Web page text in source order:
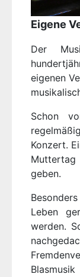
Eigene
Der
eigenen
Schon
Konzert.
geben.
Leben
werden.